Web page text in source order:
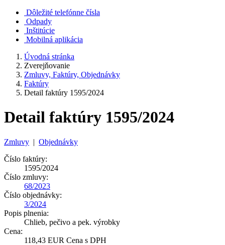
Dôležité telefónne čísla
Odpady
Inštitúcie
Mobilná aplikácia
Úvodná stránka
Zverejňovanie
Zmluvy, Faktúry, Objednávky
Faktúry
Detail faktúry 1595/2024
Detail faktúry 1595/2024
Zmluvy | Objednávky
Číslo faktúry:
1595/2024
Číslo zmluvy:
68/2023
Číslo objednávky:
3/2024
Popis plnenia:
Chlieb, pečivo a pek. výrobky
Cena:
118,43 EUR Cena s DPH